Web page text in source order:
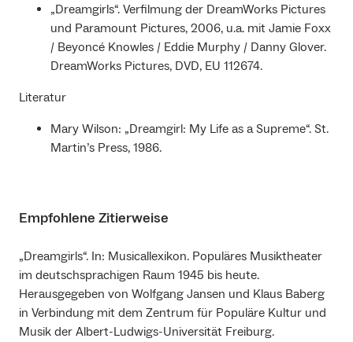
„Dreamgirls“. Verfilmung der DreamWorks Pictures
und Paramount Pictures, 2006, u.a. mit Jamie Foxx
/ Beyoncé Knowles / Eddie Murphy / Danny Glover.
DreamWorks Pictures, DVD, EU 112674.
Literatur
Mary Wilson: „Dreamgirl: My Life as a Supreme“. St.
Martin’s Press, 1986.
Empfohlene Zitierweise
„Dreamgirls“. In: Musicallexikon. Populäres Musiktheater
im deutschsprachigen Raum 1945 bis heute.
Herausgegeben von Wolfgang Jansen und Klaus Baberg
in Verbindung mit dem Zentrum für Populäre Kultur und
Musik der Albert-Ludwigs-Universität Freiburg.